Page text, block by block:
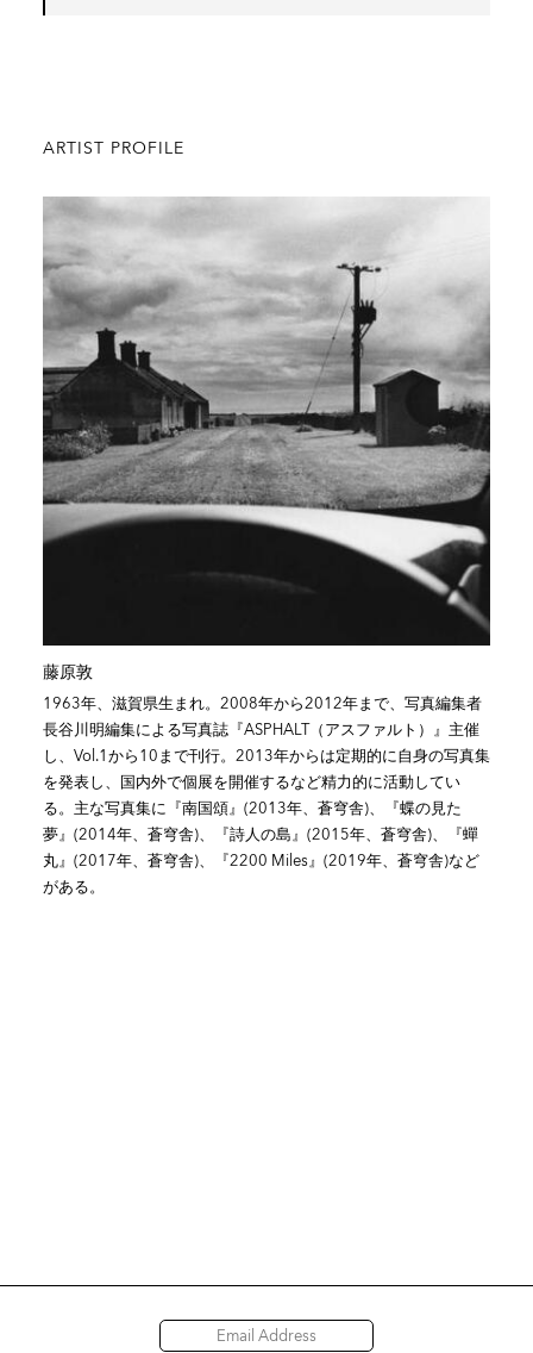
ARTIST PROFILE
藤原敦
1963年、滋賀県生まれ。2008年から2012年まで、写真編集者
長谷川明編集による写真誌『ASPHALT（アスファルト）』主催
し、Vol.1から10まで刊行。2013年からは定期的に自身の写真集
を発表し、国内外で個展を開催するなど精力的に活動してい
る。主な写真集に『南国頌』(2013年、蒼穹舎)、『蝶の見た
夢』(2014年、蒼穹舎)、『詩人の島』(2015年、蒼穹舎)、『蟬
丸』(2017年、蒼穹舎)、『2200 Miles』(2019年、蒼穹舎)など
がある。